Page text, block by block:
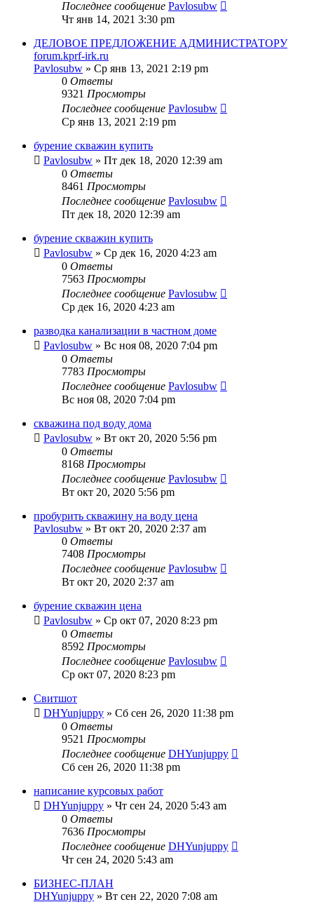
Последнее сообщение Pavlosubw
Чт янв 14, 2021 3:30 pm
ДЕЛОВОЕ ПРЕДЛОЖЕНИЕ АДМИНИСТРАТОРУ
forum.kprf-irk.ru
Pavlosubw » Ср янв 13, 2021 2:19 pm
0 Ответы
9321 Просмотры
Последнее сообщение Pavlosubw
Ср янв 13, 2021 2:19 pm
бурение скважин купить
Pavlosubw » Пт дек 18, 2020 12:39 am
0 Ответы
8461 Просмотры
Последнее сообщение Pavlosubw
Пт дек 18, 2020 12:39 am
бурение скважин купить
Pavlosubw » Ср дек 16, 2020 4:23 am
0 Ответы
7563 Просмотры
Последнее сообщение Pavlosubw
Ср дек 16, 2020 4:23 am
разводка канализации в частном доме
Pavlosubw » Вс ноя 08, 2020 7:04 pm
0 Ответы
7783 Просмотры
Последнее сообщение Pavlosubw
Вс ноя 08, 2020 7:04 pm
скважина под воду дома
Pavlosubw » Вт окт 20, 2020 5:56 pm
0 Ответы
8168 Просмотры
Последнее сообщение Pavlosubw
Вт окт 20, 2020 5:56 pm
пробурить скважину на воду цена
Pavlosubw » Вт окт 20, 2020 2:37 am
0 Ответы
7408 Просмотры
Последнее сообщение Pavlosubw
Вт окт 20, 2020 2:37 am
бурение скважин цена
Pavlosubw » Ср окт 07, 2020 8:23 pm
0 Ответы
8592 Просмотры
Последнее сообщение Pavlosubw
Ср окт 07, 2020 8:23 pm
Свитшот
DHYunjuppy » Сб сен 26, 2020 11:38 pm
0 Ответы
9521 Просмотры
Последнее сообщение DHYunjuppy
Сб сен 26, 2020 11:38 pm
написание курсовых работ
DHYunjuppy » Чт сен 24, 2020 5:43 am
0 Ответы
7636 Просмотры
Последнее сообщение DHYunjuppy
Чт сен 24, 2020 5:43 am
БИЗНЕС-ПЛАН
DHYunjuppy » Вт сен 22, 2020 7:08 am